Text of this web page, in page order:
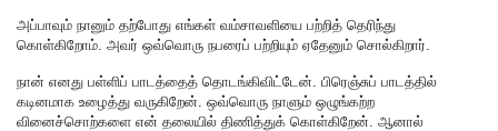
அப்பாவும் நானும் தற்போது எங்கள் வம்சாவளியை பற்றித் தெரிந்து
கொள்கிறோம். அவர் ஒவ்வொரு நபரைப் பற்றியும் ஏதேனும் சொல்கிறார்.
நான் எனது பள்ளிப் பாடத்தைத் தொடங்கிவிட்டேன். பிரெஞ்சுப் பாடத்தில்
கடினமாக உழைத்து வருகிறேன். ஒவ்வொரு நாளும் ஒழுங்கற்ற
வினைச்சொற்களை என் தலையில் திணித்துக் கொள்கிறேன். ஆனால்